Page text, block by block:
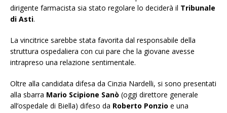
dirigente farmacista sia stato regolare lo deciderà il Tribunale
di Asti.
La vincitrice sarebbe stata favorita dal responsabile della
struttura ospedaliera con cui pare che la giovane avesse
intrapreso una relazione sentimentale.
Oltre alla candidata difesa da Cinzia Nardelli, si sono presentati
alla sbarra Mario Scipione Sanò (oggi direttore generale
all’ospedale di Biella) difeso da Roberto Ponzio e una